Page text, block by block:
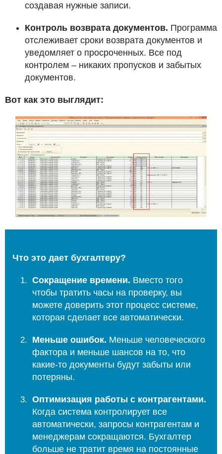
создавая нужные записи.
Контроль возврата документов. Программа
отслеживает сроки возврата документов и
уведомляет о просроченных. Все под
контролем – никаких пропусков и забытых
документов.
Вот как это выглядит:
Что это дает бухгалтеру?
Сокращение времени. Вместо того
чтобы тратить часы на проверку, вы
можете доверить этот процесс системе,
которая сделает все автоматически.
Меньше ошибок. Меньше человеческого
фактора и меньше шансов на то, что
какие-то документы будут забыты или
потеряны.
Оптимизация работы с контрагентами.
Когда система контролирует все
автоматически, запросы контрагентам и
менеджерам сокращаются. Бухгалтер
больше не тратит время на постоянные